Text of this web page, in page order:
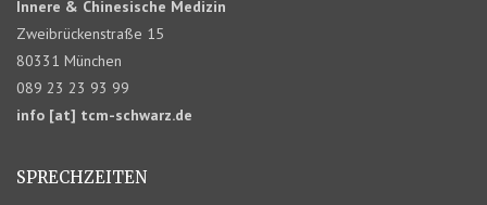
Innere & Chinesische Medizin
Zweibrückenstraße 15
80331 München
089 23 23 93 99
info [at] tcm-schwarz.de
SPRECHZEITEN